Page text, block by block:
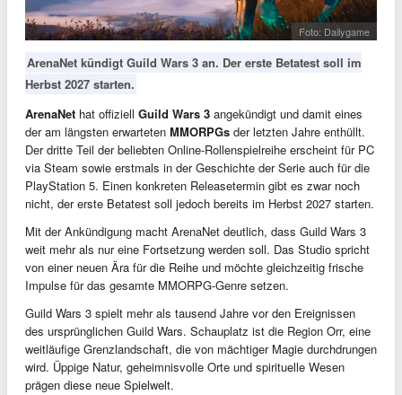
Foto: Dailygame
ArenaNet kündigt Guild Wars 3 an. Der erste Betatest soll im
Herbst 2027 starten.
ArenaNet hat offiziell Guild Wars 3 angekündigt und damit eines
der am längsten erwarteten MMORPGs der letzten Jahre enthüllt.
Der dritte Teil der beliebten Online-Rollenspielreihe erscheint für PC
via Steam sowie erstmals in der Geschichte der Serie auch für die
PlayStation 5. Einen konkreten Releasetermin gibt es zwar noch
nicht, der erste Betatest soll jedoch bereits im Herbst 2027 starten.
Mit der Ankündigung macht ArenaNet deutlich, dass Guild Wars 3
weit mehr als nur eine Fortsetzung werden soll. Das Studio spricht
von einer neuen Ära für die Reihe und möchte gleichzeitig frische
Impulse für das gesamte MMORPG-Genre setzen.
Guild Wars 3 spielt mehr als tausend Jahre vor den Ereignissen
des ursprünglichen Guild Wars. Schauplatz ist die Region Orr, eine
weitläufige Grenzlandschaft, die von mächtiger Magie durchdrungen
wird. Üppige Natur, geheimnisvolle Orte und spirituelle Wesen
prägen diese neue Spielwelt.